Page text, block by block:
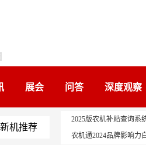
展会 问答 深度观察
机推荐
2025版农机补贴查询系
农机通2024品牌影响力